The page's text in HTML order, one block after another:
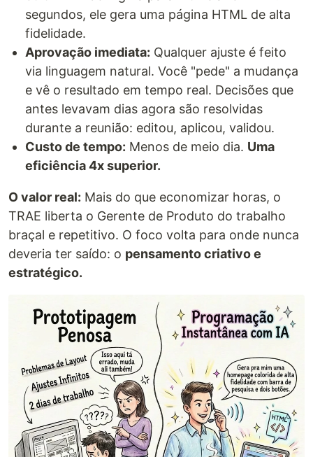
segundos, ele gera uma página HTML de alta
fidelidade.
Aprovação imediata: Qualquer ajuste é feito
via linguagem natural. Você "pede" a mudança
e vê o resultado em tempo real. Decisões que
antes levavam dias agora são resolvidas
durante a reunião: editou, aplicou, validou.
Custo de tempo: Menos de meio dia. Uma
eficiência 4x superior.
O valor real: Mais do que economizar horas, o
TRAE liberta o Gerente de Produto do trabalho
braçal e repetitivo. O foco volta para onde nunca
deveria ter saído: o pensamento criativo e
estratégico.